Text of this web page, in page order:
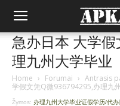
急办日本 大学假
理九州大学毕业
Home › Forumai › Antrasis
学假文凭Q微936794295,办理九
Žymos: 办理九州大学毕业证假学历/代